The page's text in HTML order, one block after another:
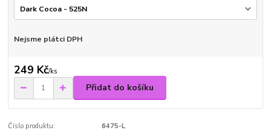
Nejsme plátci DPH
249 Kč/ks
Přidat do košíku
Číslo produktu: 6475-L